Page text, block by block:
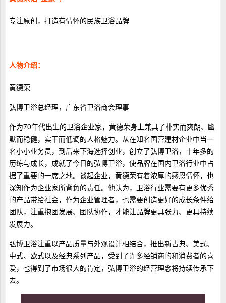
专注原创，打造有情怀的民族卫浴品牌
人物介绍：
黄德荣
弘博卫浴总经理，广东省卫浴商会理事
作为70年代出生的卫浴企业家，黄德荣身上兼具了朴实而爽朗、幽
默而稳健，实干而低调的人格魅力。从在知名国营建材企业中当一
名小小业务员，到后来下海选择创业，创立了弘博卫浴，十年多的
历练与成长，成就了今日的弘博卫浴，使品牌在国内卫浴行业中占
据了重要的一席之地。谈起企业，黄德荣有着浓厚的感恩情怀，也
深知作为企业家所背负的责任。他认为，卫浴行业需要有更多优秀
的产品带给社会，作为企业管理者，也需要创造更好的成长条件给
团队，注重抱团发展、团队协作，才能让品牌更具张力、更具持续
发展力。
弘博卫浴注重以产品质量与外观设计相结合，推出新古典、美式、
中式、欧式以及经典系列产品，受到了许多经销商的和消费者的喜
爱，也得到了市场很大的肯定，弘博卫浴的经营理念将持续传承下
去。